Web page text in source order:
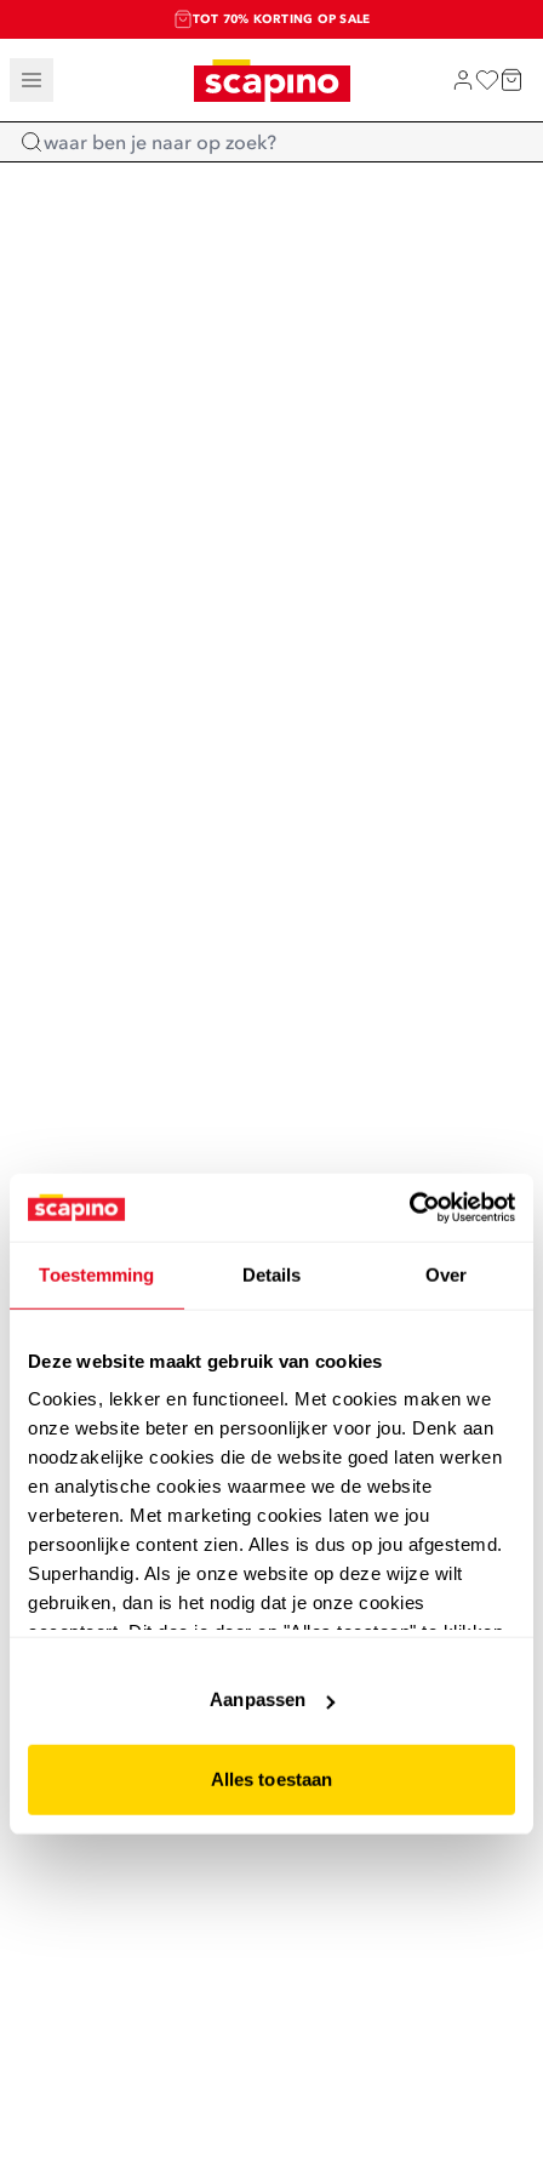
Toestemming Details Over
Deze website maakt gebruik van cookies
Cookies, lekker en functioneel. Met cookies maken we
onze website beter en persoonlijker voor jou. Denk aan
noodzakelijke cookies die de website goed laten werken
en analytische cookies waarmee we de website
verbeteren. Met marketing cookies laten we jou
persoonlijke content zien. Alles is dus op jou afgestemd.
Superhandig. Als je onze website op deze wijze wilt
gebruiken, dan is het nodig dat je onze cookies
accepteert. Dit doe je door op "Alles toestaan" te klikken.
website niet optimaal functioneert.
Aanpassen
Alles toestaan
TOT 70% KORTING OP SALE
SALE: LAATSTE KANS!
SHOP NIEUW
Home